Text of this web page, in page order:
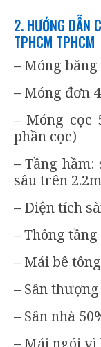
2. HƯỚNG DẪN
TPHCM TPHCM
– Móng
– Móng đơn
– Móng cọc
phần cọc)
– Tầng hầm:
sâu trên
– Diện tích
– Thông
– Mái bê
– Sân
– Sân nhà